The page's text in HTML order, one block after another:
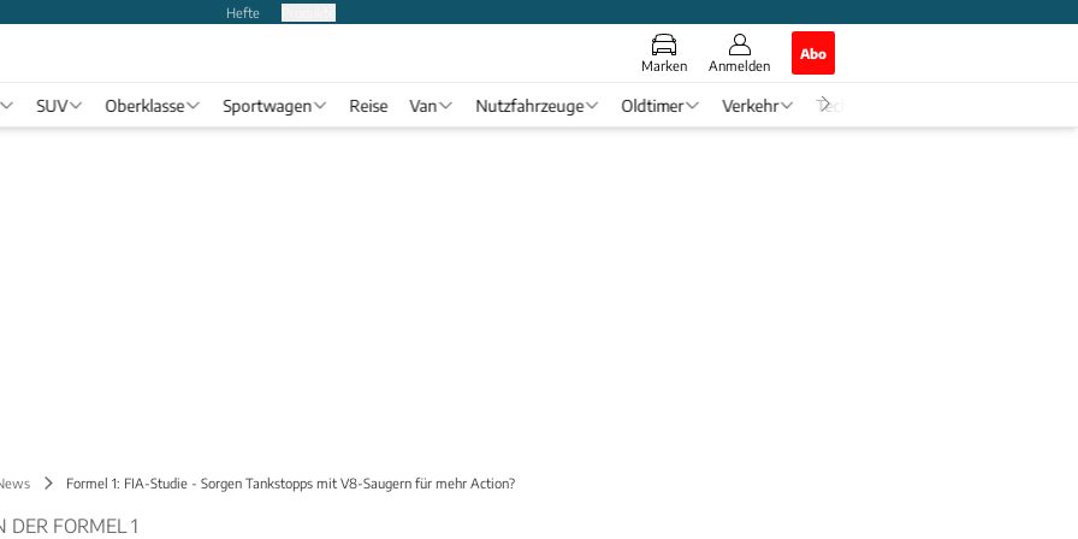
Hefte
Marken Anmelden
Abo
SUV Oberklasse Sportwagen Reise Van Nutzfahrzeuge Oldtimer Verkehr Tech & Zukunft
Formel 1: FIA-Studie - Sorgen Tankstopps mit V8-Saugern für mehr Action?
DER FORMEL 1